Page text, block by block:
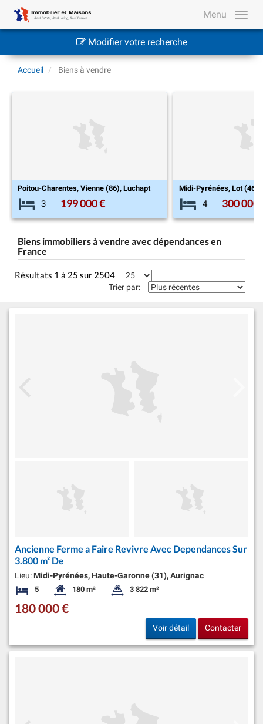
Menu
Modifier votre recherche
Accueil Biens à vendre
Midi-Pyrénées, Lot (46), Touzac
4 300 000 €
Picardie,
5
Biens immobiliers à vendre avec dépendances en
France
Résultats 1 à 25 sur 2504
Trier par:
Ancienne Ferme a Faire Revivre Avec Dependances Sur
3.800 m² De
Lieu: Midi-Pyrénées, Haute-Garonne (31), Aurignac
5 Chambres Surface habitable:
180 m² Superficie du terrain:
3 822 m²
180 000 €
Voir détail Contacter